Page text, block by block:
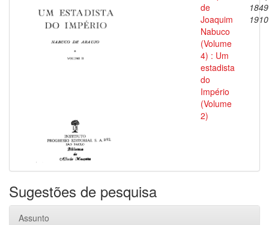
de
Joaquim
Nabuco
(Volume
4) : Um
estadista
do
Império
(Volume
2)
1910
Sugestões de pesquisa
Assunto